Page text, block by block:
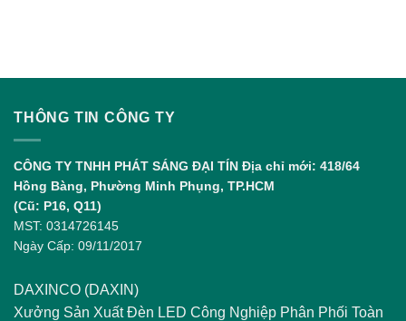
Điểm
Phát
Triển
THÔNG TIN CÔNG TY
CÔNG TY TNHH PHÁT SÁNG ĐẠI TÍN Địa chỉ mới: 418/64
Hồng Bàng, Phường Minh Phụng, TP.HCM
(Cũ: P16, Q11)
MST: 0314726145
Ngày Cấp: 09/11/2017
DAXINCO (DAXIN)
Xưởng Sản Xuất Đèn LED Công Nghiệp Phân Phối Toàn